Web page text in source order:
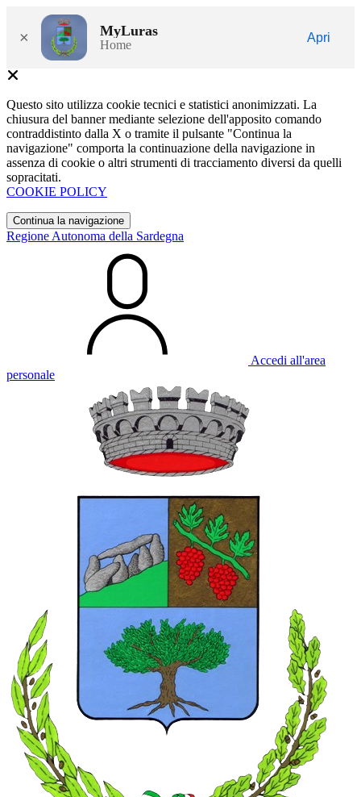
× MyLuras
Home
Apri
Questo sito utilizza cookie tecnici e statistici anonimizzati. La
chiusura del banner mediante selezione dell'apposito comando
contraddistinto dalla X o tramite il pulsante "Continua la
navigazione" comporta la continuazione della navigazione in
assenza di cookie o altri strumenti di tracciamento diversi da quelli
sopracitati.
COOKIE POLICY
Continua la navigazione
Regione Autonoma della Sardegna
Accedi all'area
personale